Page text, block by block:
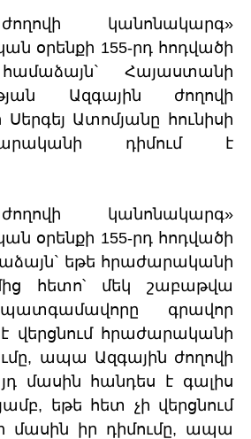
կանոնակարգ»
օրենքի 155-րդ հոդվածի
Հայաստանի
Ազգային ժողովի
Ատոմյանը հունիսի
դիմում է
կանոնակարգ»
օրենքի 155-րդ հոդվածի
եթե հրաժարականի
հետո՝ մեկ շաբաթվա
գրավոր
վերցնում հրաժարականի
ապա Ազգային ժողովի
մասին հանդես է գալիս
եթե հետ չի վերցնում
մասին իր դիմումը, ապա